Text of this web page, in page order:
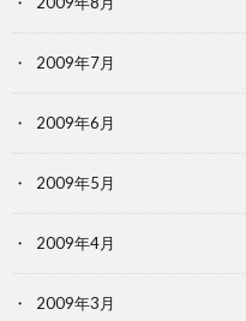
2009年7月
2009年6月
2009年5月
2009年4月
2009年3月